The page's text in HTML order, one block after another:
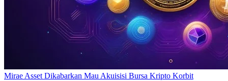
Mirae Asset Dikabarkan Mau Akuisisi Bursa Kripto Korbit